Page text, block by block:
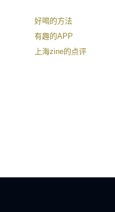
好喝的方法
有趣的APP
上海zine的点评